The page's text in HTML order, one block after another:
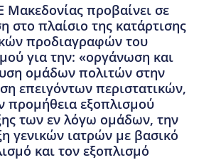
Μακεδονίας προβαίνει σε
στο πλαίσιο της κατάρτισης
προδιαγραφών του
για την: «οργάνωση και
ομάδων πολιτών στην
επειγόντων περιστατικών,
προμήθεια εξοπλισμού
των εν λόγω ομάδων, την
γενικών ιατρών με βασικό
και τον εξοπλισμό